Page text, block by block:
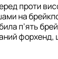
проти
на
п’ять
форхенд,